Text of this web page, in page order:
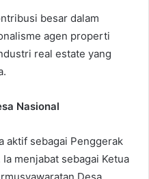
besar dalam
agen properti
real estate yang
Nasional
aktif sebagai Penggerak
menjabat sebagai Ketua